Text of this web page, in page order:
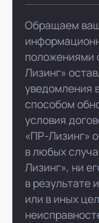
Обращаем
положениями
Лизинг»
уведомления
способом
условия
«ПР-Лизинг»
в любых
Лизинг», ни
в результате
или в иных